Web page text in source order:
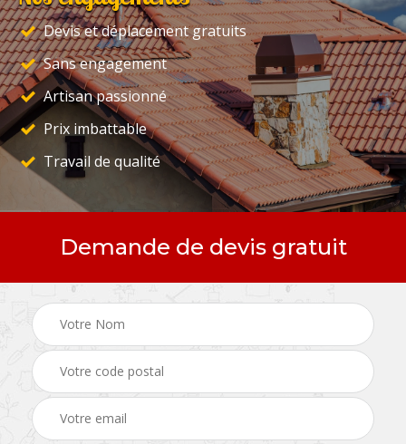
Devis et déplacement gratuits
Sans engagement
Artisan passionné
Prix imbattable
Travail de qualité
Demande de devis gratuit